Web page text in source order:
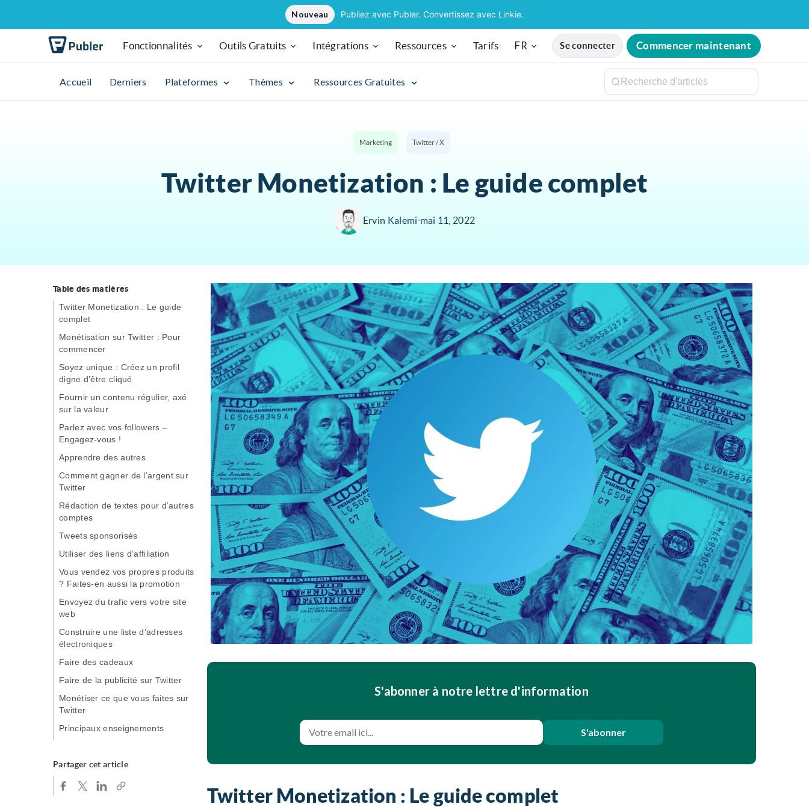
Nouveau Publiez avec Publer. Convertissez avec Linkie.
Fonctionnalités Outils Gratuits Intégrations Ressources Tarifs FR Se connecter Commencer maintenant
Accueil Derniers Plateformes Thèmes Ressources Gratuites
Marketing Twitter / X
Twitter Monetization : Le guide complet
Ervin Kalemi∙mai 11, 2022
Table des matières
Twitter Monetization : Le guide
complet
Monétisation sur Twitter : Pour
commencer
Soyez unique : Créez un profil
digne d’être cliqué
Fournir un contenu régulier, axé
sur la valeur
Parlez avec vos followers –
Engagez-vous !
Apprendre des autres
Comment gagner de l’argent sur
Twitter
Rédaction de textes pour d’autres
comptes
Tweets sponsorisés
Utiliser des liens d’affiliation
Vous vendez vos propres produits
? Faites-en aussi la promotion
Envoyez du trafic vers votre site
web
Construire une liste d’adresses
électroniques
Faire des cadeaux
Faire de la publicité sur Twitter
Monétiser ce que vous faites sur
Twitter
Principaux enseignements
Partager cet article
S'abonner à notre lettre d'information
S'abonner
Twitter Monetization : Le guide complet